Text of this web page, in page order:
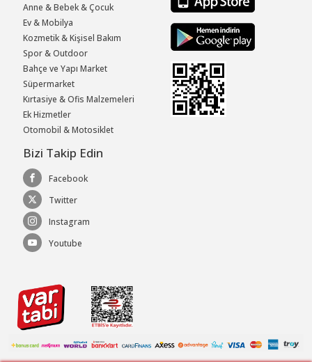
Anne & Bebek & Çocuk
Ev & Mobilya
Kozmetik & Kişisel Bakım
Spor & Outdoor
Bahçe ve Yapı Market
Süpermarket
Kırtasiye & Ofis Malzemeleri
Ek Hizmetler
Otomobil & Motosiklet
Bizi Takip Edin
Facebook
Twitter
Instagram
Youtube